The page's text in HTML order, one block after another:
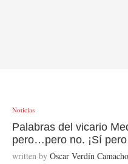
Noticias
Palabras del vicario
pero…pero no. ¡Sí
written by Óscar Verdín